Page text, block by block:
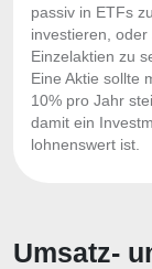
passiv in ETFs zu
investieren, oder
Einzelaktien zu
Eine Aktie sollte
10% pro Jahr
damit ein
lohnenswert ist.
Umsatz-